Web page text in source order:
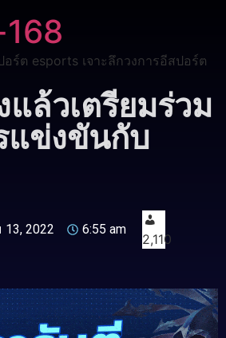
ร์ต esports เจาะลึกวงการอีสปอร์ต
แล้วเตรียมร่วม
แข่งขันกับ
2022 6:55 am
2,110